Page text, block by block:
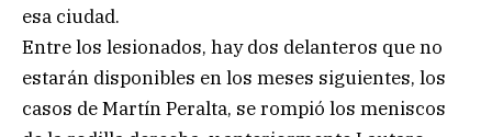
esa ciudad.
Entre los lesionados, hay dos delanteros que no
estarán disponibles en los meses siguientes, los
casos de Martín Peralta, se rompió los meniscos